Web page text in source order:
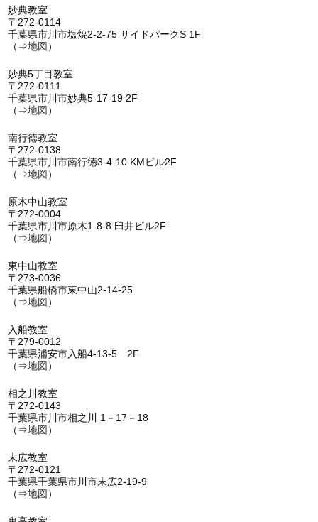
妙典教室
〒272-0114
千葉県市川市塩焼2-2-75 サイドパークS 1F
（⇒地図 ）
妙典5丁目教室
〒272-0111
千葉県市川市妙典5-17-19 2F
（⇒地図 ）
南行徳教室
〒272-0138
千葉県市川市南行徳3-4-10 KMビル2F
（⇒地図 ）
原木中山教室
〒272-0004
千葉県市川市原木1-8-8 臼井ビル2F
（⇒地図 ）
東中山教室
〒273-0036
千葉県船橋市東中山2-14-25
（⇒地図 ）
入船教室
〒279-0012
千葉県浦安市入船4-13-5 2F
（⇒地図 ）
相之川教室
〒272-0143
千葉県市川市相之川 1－17－18
（⇒地図 ）
末広教室
〒272-0121
千葉県千葉県市川市末広2-19-9
（⇒地図 ）